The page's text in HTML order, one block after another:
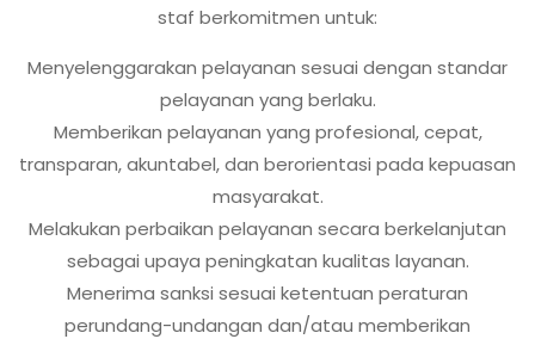
staf berkomitmen untuk:
Menyelenggarakan pelayanan sesuai dengan standar
pelayanan yang berlaku.
Memberikan pelayanan yang profesional, cepat,
transparan, akuntabel, dan berorientasi pada kepuasan
masyarakat.
Melakukan perbaikan pelayanan secara berkelanjutan
sebagai upaya peningkatan kualitas layanan.
Menerima sanksi sesuai ketentuan peraturan
perundang-undangan dan/atau memberikan